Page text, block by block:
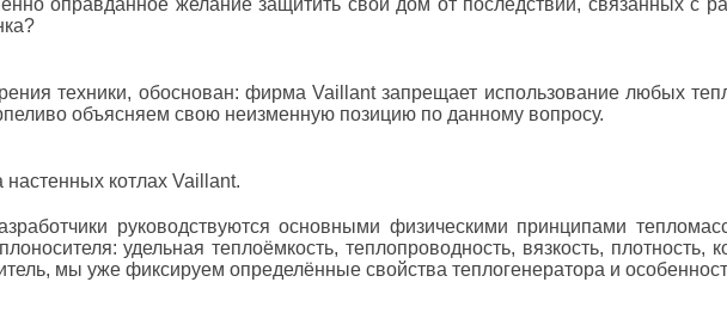
оправданное желание защитить свой дом от последствий, связанных
техники, обоснован: фирма Vaillant запрещает использование любых
объясняем свою неизменную позицию по данному вопросу.
котлах Vaillant.
руководствуются основными физическими принципами
удельная теплоёмкость, теплопроводность, вязкость,
мы уже фиксируем определённые свойства теплогенератора и